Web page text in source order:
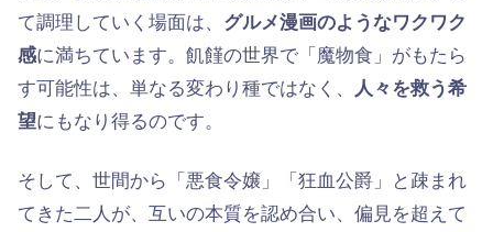
て調理していく場面は、 グルメ漫画のようなワクワク
感に満ちています。飢饉の世界で「魔物食」がもたら
す可能性は、単なる変わり種ではなく、
人々を救う希
望にもなり得るのです。
そして、世間から「悪食令嬢」「狂血公爵」と疎まれ
てきた二人が、互いの本質を認め合い、偏見を超えて